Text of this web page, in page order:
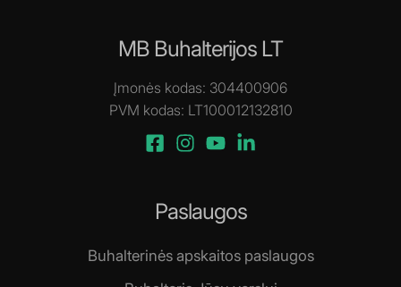
MB Buhalterijos LT
Įmonės kodas: 304400906
PVM kodas: LT100012132810
Paslaugos
Buhalterinės apskaitos paslaugos